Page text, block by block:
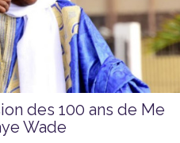
des 100 ans de Me
Wade